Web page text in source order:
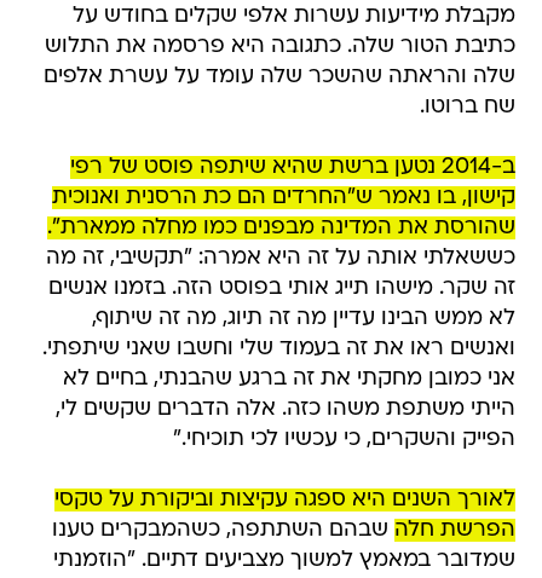
מקבלת מידיעות עשרות אלפי שקלים בחודש על
כתיבת הטור שלה. כתגובה היא פרסמה את התלוש
שלה והראתה שהשכר שלה עומד על עשרת אלפים
שח ברוטו.
ב-2014 נטען ברשת שהיא שיתפה פוסט של רפי
קישון, בו נאמר ש"החרדים הם כת הרסנית ואנוכית
שהורסת את המדינה מבפנים כמו מחלה ממארת".
כששאלתי אותה על זה היא אמרה: "תקשיבי, זה מה
זה שקר. מישהו תייג אותי בפוסט הזה. בזמנו אנשים
לא ממש הבינו עדיין מה זה תיוג, מה זה שיתוף,
ואנשים ראו את זה בעמוד שלי וחשבו שאני שיתפתי.
אני כמובן מחקתי את זה ברגע שהבנתי, בחיים לא
הייתי משתפת משהו כזה. אלה הדברים שקשים לי,
הפייק והשקרים, כי עכשיו לכי תוכיחי."
לאורך השנים היא ספגה עקיצות וביקורת על טקסי
הפרשת חלה שבהם השתתפה, כשהמבקרים טענו
שמדובר במאמץ למשוך מצביעים דתיים. "הוזמנתי